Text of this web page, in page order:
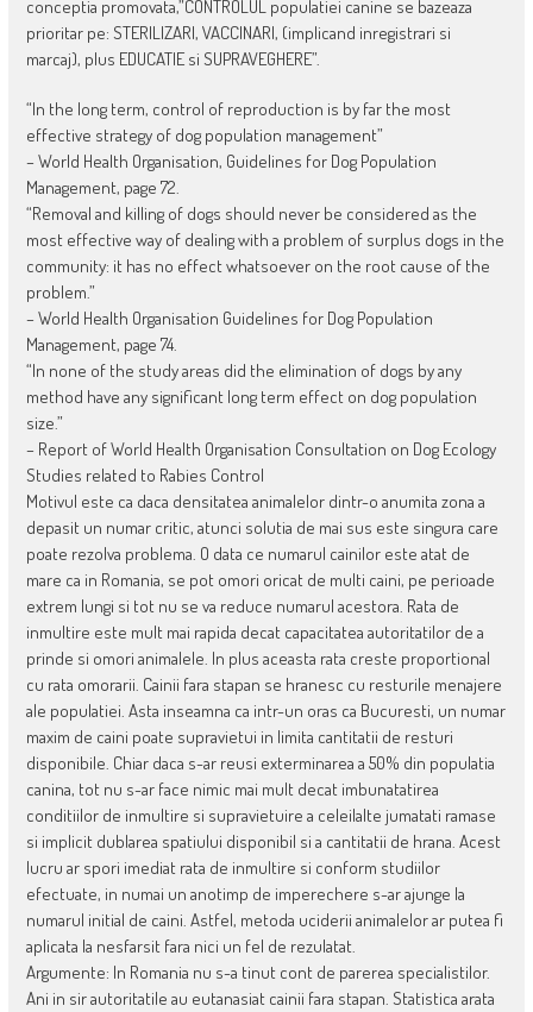
conceptia promovata,”CONTROLUL populatiei canine se bazeaza
prioritar pe: STERILIZARI, VACCINARI, (implicand inregistrari si
marcaj), plus EDUCATIE si SUPRAVEGHERE”.
“In the long term, control of reproduction is by far the most
effective strategy of dog population management”
– World Health Organisation, Guidelines for Dog Population
Management, page 72.
“Removal and killing of dogs should never be considered as the
most effective way of dealing with a problem of surplus dogs in the
community: it has no effect whatsoever on the root cause of the
problem.”
– World Health Organisation Guidelines for Dog Population
Management, page 74.
“In none of the study areas did the elimination of dogs by any
method have any significant long term effect on dog population
size.”
– Report of World Health Organisation Consultation on Dog Ecology
Studies related to Rabies Control
Motivul este ca daca densitatea animalelor dintr-o anumita zona a
depasit un numar critic, atunci solutia de mai sus este singura care
poate rezolva problema. O data ce numarul cainilor este atat de
mare ca in Romania, se pot omori oricat de multi caini, pe perioade
extrem lungi si tot nu se va reduce numarul acestora. Rata de
inmultire este mult mai rapida decat capacitatea autoritatilor de a
prinde si omori animalele. In plus aceasta rata creste proportional
cu rata omorarii. Cainii fara stapan se hranesc cu resturile menajere
ale populatiei. Asta inseamna ca intr-un oras ca Bucuresti, un numar
maxim de caini poate supravietui in limita cantitatii de resturi
disponibile. Chiar daca s-ar reusi exterminarea a 50% din populatia
canina, tot nu s-ar face nimic mai mult decat imbunatatirea
conditiilor de inmultire si supravietuire a celeilalte jumatati ramase
si implicit dublarea spatiului disponibil si a cantitatii de hrana. Acest
lucru ar spori imediat rata de inmultire si conform studiilor
efectuate, in numai un anotimp de imperechere s-ar ajunge la
numarul initial de caini. Astfel, metoda uciderii animalelor ar putea fi
aplicata la nesfarsit fara nici un fel de rezulatat.
Argumente: In Romania nu s-a tinut cont de parerea specialistilor.
Ani in sir autoritatile au eutanasiat cainii fara stapan. Statistica arata